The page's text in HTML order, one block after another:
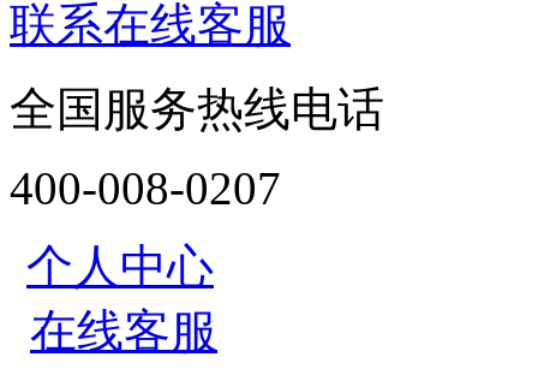
联系在线客服
全国服务热线电话
400-008-0207
个人中心
在线客服